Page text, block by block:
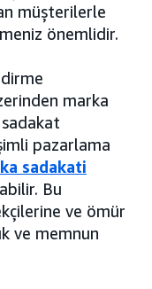
müşterilerle
önemlidir.
marka
pazarlama
sadakati
Bu
ve ömür
ve memnun